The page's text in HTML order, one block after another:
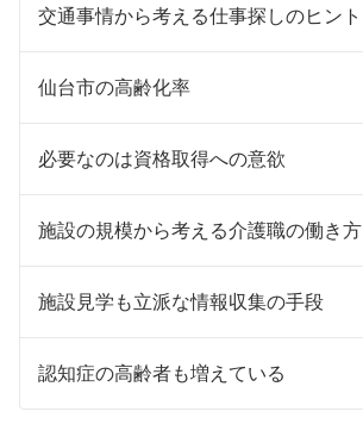
交通事情から考える仕事探しのヒント
仙台市の高齢化率
必要なのは資格取得への意欲
施設の規模から考える介護職の働き方
施設見学も立派な情報収集の手段
認知症の高齢者も増えている